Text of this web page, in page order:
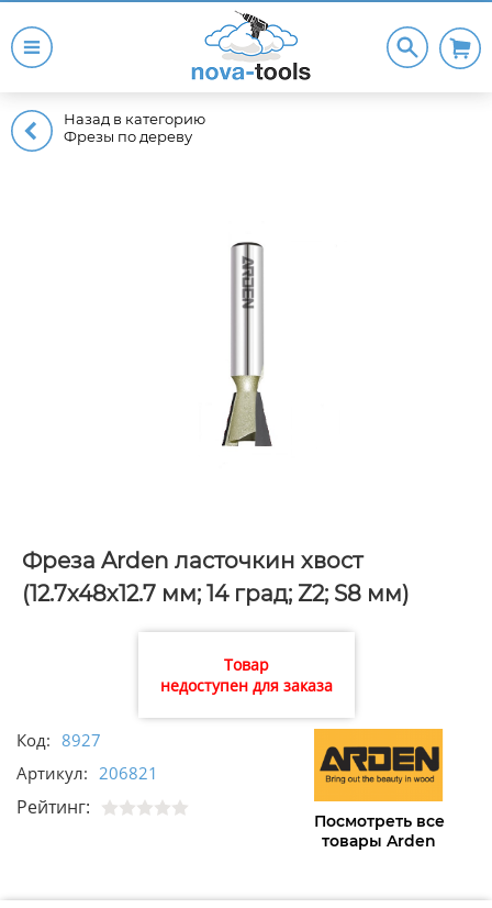
Назад в категорию
Фрезы по дереву
Фреза Arden ласточкин хвост
(12.7x48х12.7 мм; 14 град; Z2; S8 мм)
Товар
недоступен для заказа
Код: 8927
Артикул: 206821
Рейтинг:
Посмотреть все
товары Arden